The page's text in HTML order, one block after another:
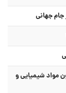
کنید؛ بدون مواد شیمیایی و